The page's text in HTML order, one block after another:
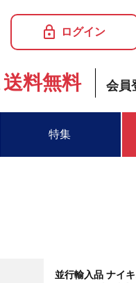
ログイン
送料無料 会員
特集
並行輸入品 ナイ